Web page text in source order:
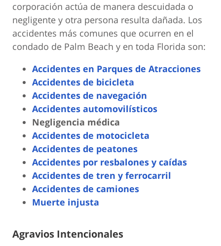
corporación actúa de manera descuidada o
negligente y otra persona resulta dañada. Los
accidentes más comunes que ocurren en el
condado de Palm Beach y en toda Florida son:
Accidentes en Parques de Atracciones
Accidentes de bicicleta
Accidentes de navegación
Accidentes automovilísticos
Negligencia médica
Accidentes de motocicleta
Accidentes de peatones
Accidentes por resbalones y caídas
Accidentes de tren y ferrocarril
Accidentes de camiones
Muerte injusta
Agravios Intencionales